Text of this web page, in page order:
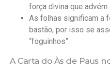
força divina que advém
As folhas significam a
bastão, por isso se
“foguinhos”.
A Carta do Às de Paus